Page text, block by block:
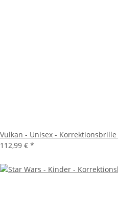
Vulkan - Unisex - Korrektionsbrille
112,99 € *